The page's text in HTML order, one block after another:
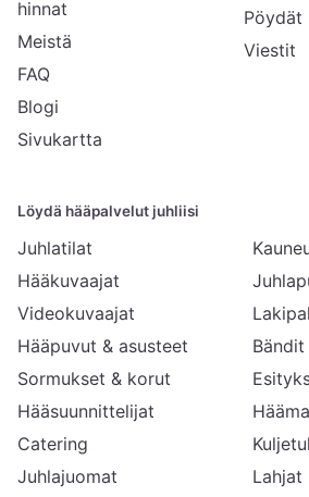
hinnat
Meistä
FAQ
Blogi
Sivukartta
Pöydät
Viestit
Löydä hääpalvelut juhliisi
Juhlatilat
Hääkuvaajat
Videokuvaajat
Hääpuvut & asusteet
Sormukset & korut
Hääsuunnittelijat
Catering
Juhlajuomat
Lahjat